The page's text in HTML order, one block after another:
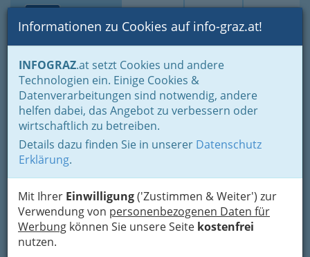
Suche Login Toggle
Informationen zu Cookies auf info-graz.at!
INFOGRAZ.at setzt Cookies und andere
Technologien ein. Einige Cookies &
Datenverarbeitungen sind notwendig, andere
helfen dabei, das Angebot zu verbessern oder
wirtschaftlich zu betreiben.
Details dazu finden Sie in unserer Datenschutz
Erklärung.
Mit Ihrer Einwilligung('Zustimmen & Weiter') zur
Verwendung von personenbezogenen Daten für
Werbung können Sie unsere Seite kostenfrei
nutzen.
Home Branchen
Gewerbe, Handwerk, Banken
Gewerbe & Handwerk, Gliederung der WKO
Landesinnung Mode und Bekleidungstechnik
Damenkleidermacher
Jasmin Hirschmann Jassis -
Plissee & Mode
Belgiergasse 8, 8020 Graz
Gutschein